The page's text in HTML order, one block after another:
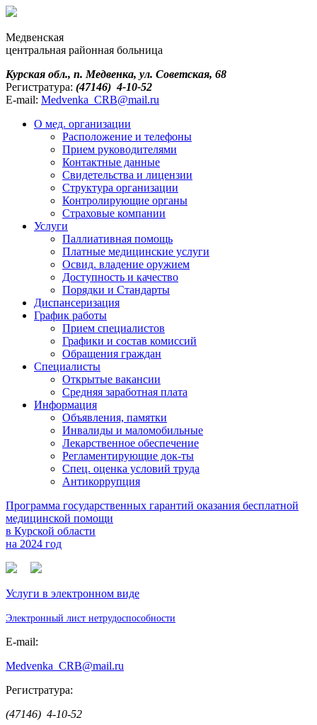
Медвенская
центральная районная больница
Курская обл., п. Медвенка, ул. Советская, 68
Регистратура: (47146) 4-10-52
E-mail: Medvenka_CRB@mail.ru
О мед. организации
Расположение и телефоны
Прием руководителями
Контактные данные
Свидетельства и лицензии
Структура организации
Контролирующие органы
Страховые компании
Услуги
Паллиативная помощь
Платные медицинские услуги
Освид. владение оружием
Доступность и качество
Порядки и Cтандарты
Диспансеризация
График работы
Прием специалистов
Графики и состав комиссий
Обращения граждан
Специалисты
Открытые вакансии
Средняя заработная плата
Информация
Объявления, памятки
Инвалиды и маломобильные
Лекарственное обеспечение
Регламентирующие док-ты
Спец. оценка условий труда
Антикоррупция
Программа государственных гарантий оказания бесплатной
медицинской помощи
в Курской области
на 2024 год
Услуги в электронном виде
Электронный лист нетрудоспособности
E-mail:
Medvenka_CRB@mail.ru
Регистратура:
(47146) 4-10-52